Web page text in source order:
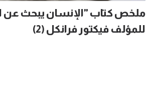
ملخص كتاب "الإنسان يبحث عن
للمؤلف فيكتور فرانكل (2)